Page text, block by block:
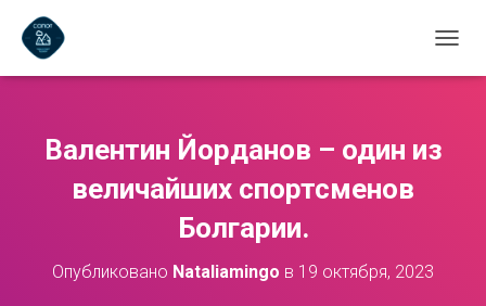
Е
Валентин Йорданов – один из
величайших спортсменов
Болгарии.
Опубликовано Nataliamingo в 19 октября, 2023